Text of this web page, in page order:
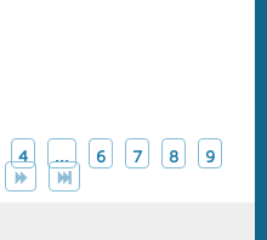
4 ... 6 7 8
9